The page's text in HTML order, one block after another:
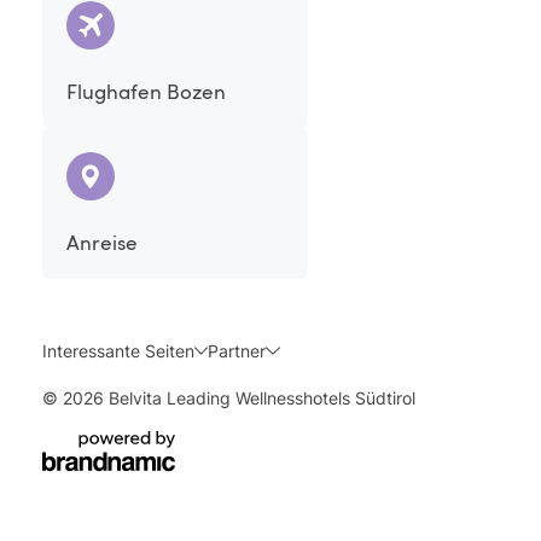
Verspannungen
Flughafen Bozen
Anreise
Interessante Seiten Partner
© 2026 Belvita Leading Wellnesshotels Südtirol